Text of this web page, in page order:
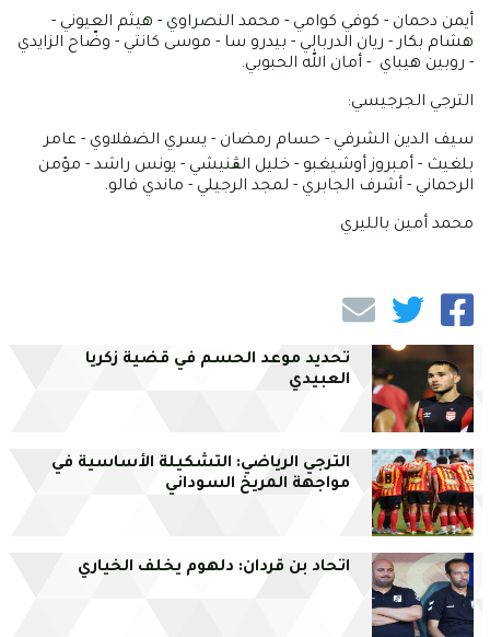
أيمن دحمان - كوفي كوامي - محمد النصراوي - هيثم العيوني -
هشام بكار - ريان الدربالي - بيدرو سا - موسى كانتي - وضّاح الزايدي
- روبين هيباي - أمان الله الحبوبي.
الترجي الجرجيسي:
سيف الدين الشرفي - حسام رمضان - يسري الضفلاوي - عامر
بلغيث - أمبروز أوشيغبو - خليل الڨنيشي - يونس راشد - مؤمن
الرحماني - أشرف الجابري - لمجد الرجيلي - ماندي فالو.
محمد أمين بالليري
تحديد موعد الحسم في قضية زكريا
العبيدي
الترجي الرياضي: التشكيلة الأساسية في
مواجهة المريخ السوداني
اتحاد بن قردان: دلهوم يخلف الخياري